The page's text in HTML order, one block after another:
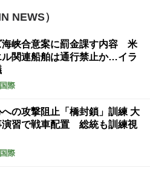
NEWS）
海峡合意案に罰金課す内容 米
ル関連船舶は通行禁止か…イラ
国際
の攻撃阻止「橋封鎖」訓練 大
演習で戦車配置 総統も訓練視
国際